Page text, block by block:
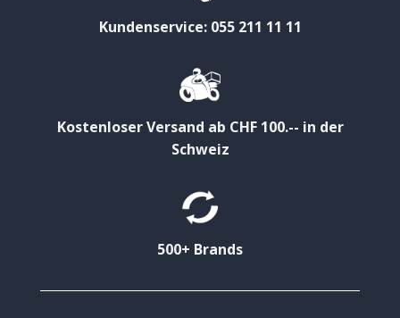
Kundenservice: 055 211 11 11
Kostenloser Versand ab CHF 100.-- in der
Schweiz
500+ Brands